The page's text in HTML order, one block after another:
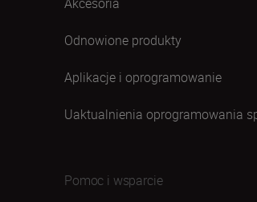
Odnowione produkty
Aplikacje i oprogramowanie
Uaktualnienia oprogramowania
Pomoc i wsparcie